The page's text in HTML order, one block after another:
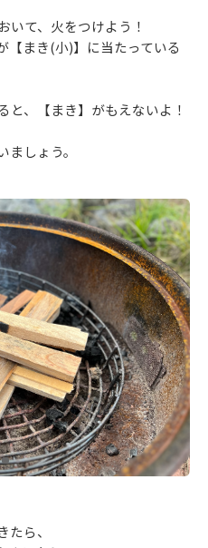
いて、火をつけよう！
【まき(小)】に当たっている
と、【まき】がもえないよ！
しょう。
ら、